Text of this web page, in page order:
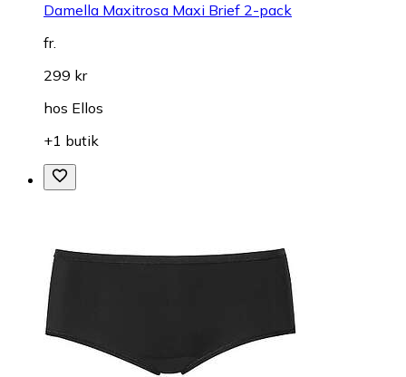
Damella Maxitrosa Maxi Brief 2-pack
fr.
299 kr
hos Ellos
+1 butik